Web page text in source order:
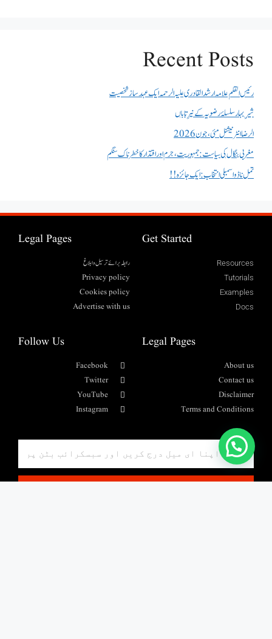
Recent Posts
رئیس القلم علامہ ارشد القادری علیہ الرحمہ ایک عہد ساز شخصیت
شیرِ بہار سلسلۂ رضویہ کے نیرِ تاباں
الرضا انٹر نیشنل مئی، جون 2026
مغربی بنگال کی سیاست:جمہوریت، جرم اور اقتدار کا خطرناک سنگم
تمل ناڈو اسمبلی انتخاب : ایک جائزہ !!
Get Started
Resources
Tutorials
Examples
Docs
Legal Pages
رابطہ برائے ترسیل وابلاغ
Privacy policy
Cookies policy
Advertise with us
Legal Pages
About us
Contact us
Disclaimer
Terms and Conditions
Follow Us
Facebook
Twitter
YouTube
Instagram